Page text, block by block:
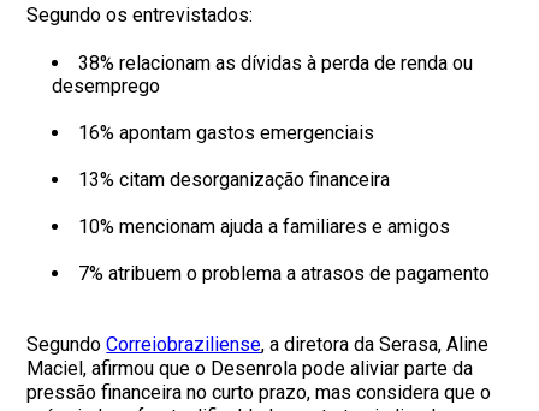
Segundo os entrevistados:
38% relacionam as dívidas à perda de renda ou
desemprego
16% apontam gastos emergenciais
13% citam desorganização financeira
10% mencionam ajuda a familiares e amigos
7% atribuem o problema a atrasos de pagamento
SegundoCorreiobraziliense, a diretora da Serasa, Aline
Maciel, afirmou que o Desenrola pode aliviar parte da
pressão financeira no curto prazo, mas considera que o